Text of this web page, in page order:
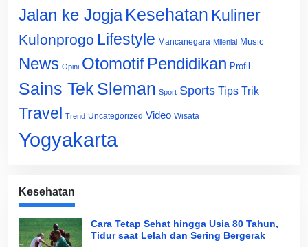
Jalan ke Jogja Kesehatan Kuliner
Kulonprogo Lifestyle Mancanegara Milenial Music
News Opini Otomotif Pendidikan Profil
Sains Tek Sleman Sport Sports Tips Trik
Travel Trend Uncategorized Video Wisata
Yogyakarta
Kesehatan
Cara Tetap Sehat hingga Usia 80 Tahun,
Tidur saat Lelah dan Sering Bergerak